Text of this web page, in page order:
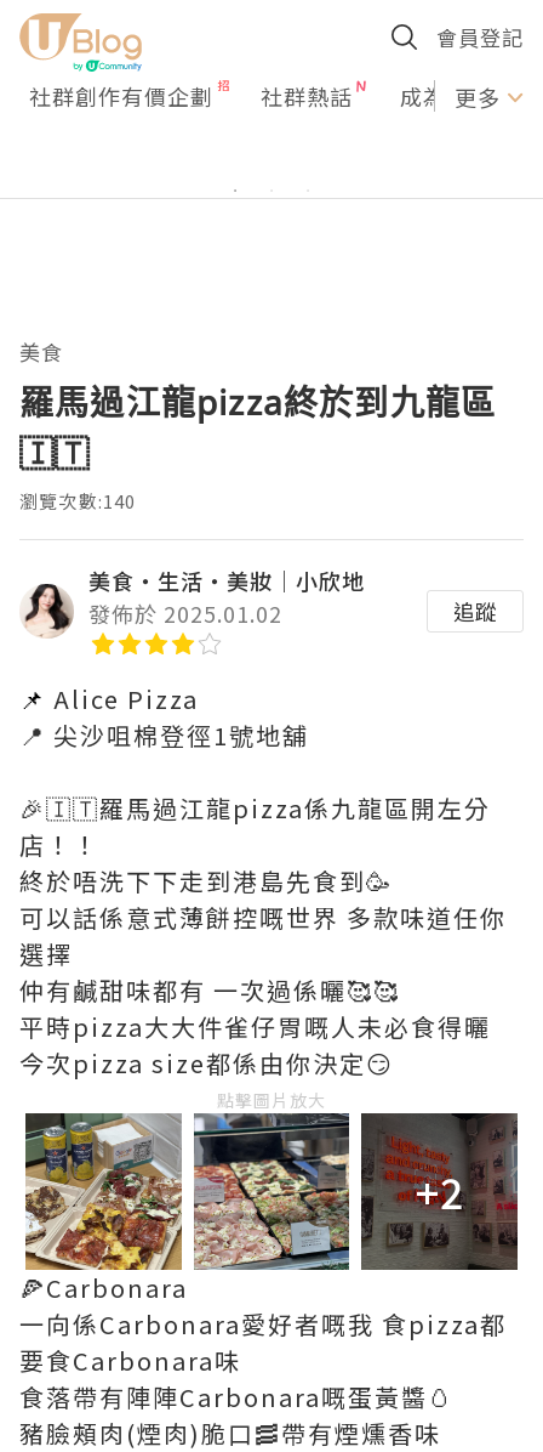
會員登記
社群創作有價企劃 社群熱話 成為U更多
美食
羅馬過江龍pizza終於到九龍區
🇮🇹
瀏覽次數:140
美食‧生活‧美妝｜小欣地
發佈於 2025.01.02
追蹤
📌 Alice Pizza
📍 尖沙咀棉登徑1號地舖
🎉🇮🇹羅馬過江龍pizza係九龍區開左分
店！！
終於唔洗下下走到港島先食到🥳
可以話係意式薄餅控嘅世界 多款味道任你
選擇
仲有鹹甜味都有 一次過係曬🥰🥰
平時pizza大大件雀仔胃嘅人未必食得曬
今次pizza size都係由你決定😏
點擊圖片放大
+2
🍕Carbonara
一向係Carbonara愛好者嘅我 食pizza都
要食Carbonara味
食落帶有陣陣Carbonara嘅蛋黃醬🥚
豬臉頰肉(煙肉)脆口🥓帶有煙燻香味